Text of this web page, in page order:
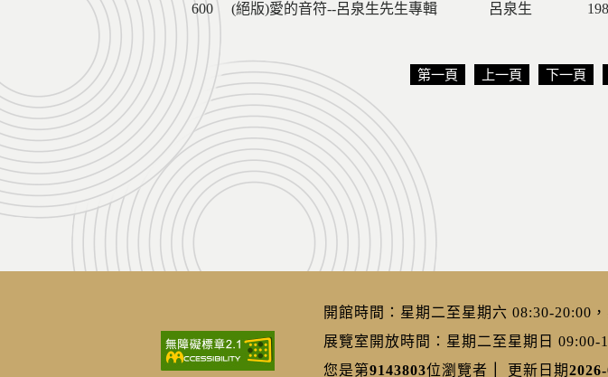
600 (絕版)愛的音符--呂泉生先生專輯 呂泉生
第一頁 上一頁 下一頁
開館時間：星期二至星期六 08:30-20:00
展覽室開放時間：星期二至星期日 09:00-
您是第9143803位瀏覽者 更新日期